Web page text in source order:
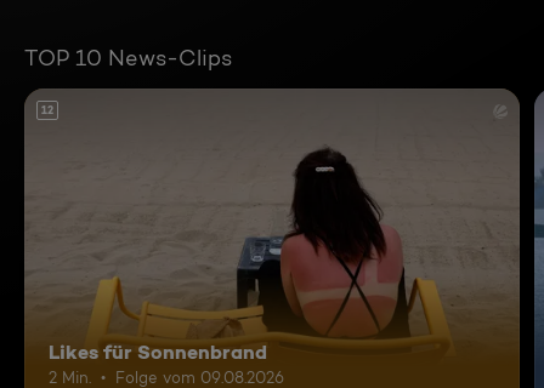
TOP 10 News-Clips
12
Likes für Sonnenbrand
2 Min. Folge vom 09.08.2026